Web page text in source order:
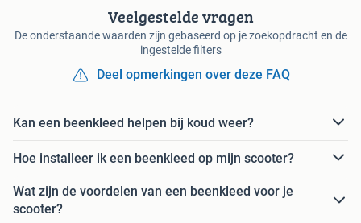
Veelgestelde vragen
De onderstaande waarden zijn gebaseerd op je zoekopdracht en de
ingestelde filters
Deel opmerkingen over deze FAQ
Kan een beenkleed helpen bij koud weer?
Hoe installeer ik een beenkleed op mijn scooter?
Wat zijn de voordelen van een beenkleed voor je
scooter?